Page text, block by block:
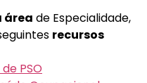
área de Especialidade,
recursos
PSO